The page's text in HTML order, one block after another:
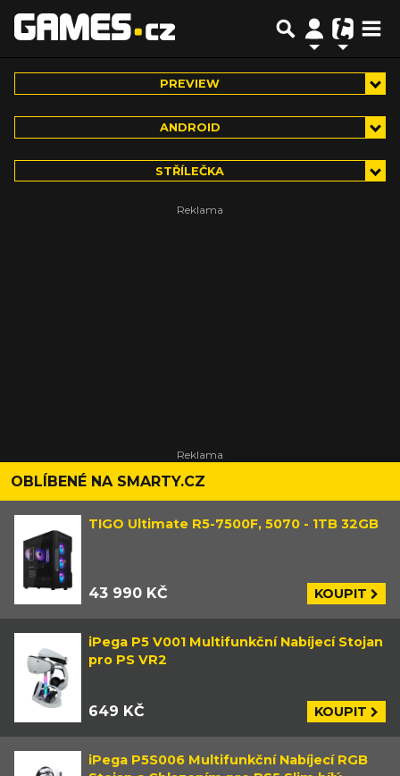
PREVIEW
ANDROID
STŘÍLEČKA
OBLÍBENÉ NA SMARTY.CZ
TIGO Ultimate R5-7500F, 5070 - 1TB 32GB
43 990 KČ KOUPIT
iPega P5 V001 Multifunkční Nabíjecí Stojan
pro PS VR2
649 KČ KOUPIT
iPega P5S006 Multifunkční Nabíjecí RGB